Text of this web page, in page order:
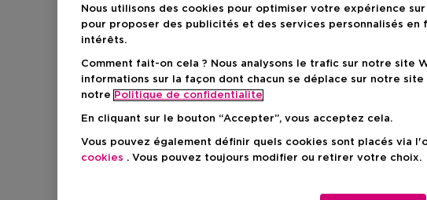
Nous utilisons des cookies pour optimiser votre expérience
pour proposer des publicités et des services personnalisés en
intérêts.
Comment fait-on cela ? Nous analysons le trafic sur notre site
informations sur la façon dont chacun se déplace sur notre site
notre Politique de confidentialite
En cliquant sur le bouton “Accepter”, vous acceptez cela.
Vous pouvez également définir quels cookies sont placés via
cookies . Vous pouvez toujours modifier ou retirer votre choix.